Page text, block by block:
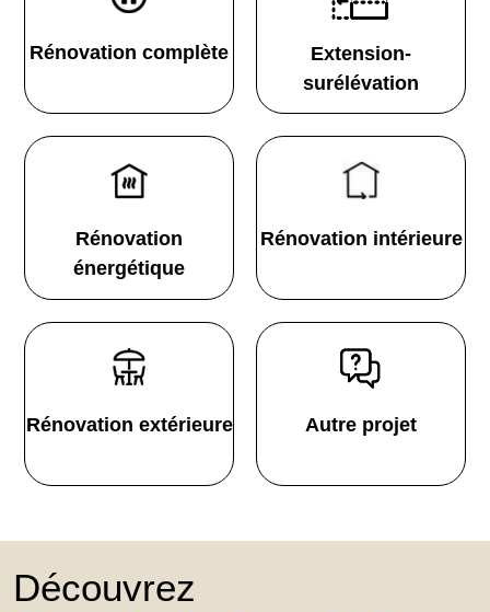
Rénovation complète
Extension-
surélévation
Rénovation
énergétique
Rénovation intérieure
Rénovation extérieure Autre projet
Découvrez